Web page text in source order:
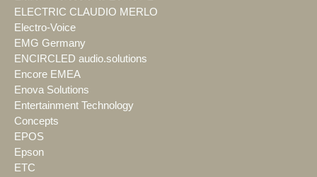
ELECTRIC CLAUDIO MERLO
Electro-Voice
EMG Germany
ENCIRCLED audio.solutions
Encore EMEA
Enova Solutions
Entertainment Technology
Concepts
EPOS
Epson
ETC